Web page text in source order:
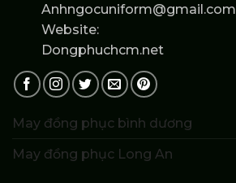
Anhngocuniform@gmail.com
Website:
Dongphuchcm.net
May đồng phục bình dương
May đồng phục Long An